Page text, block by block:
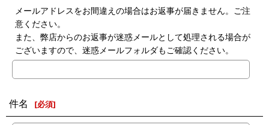
メールアドレスをお間違えの場合はお返事が届きません。ご注
意ください。
また、弊店からのお返事が迷惑メールとして処理される場合が
ございますので、迷惑メールフォルダもご確認ください。
件名 [必須]